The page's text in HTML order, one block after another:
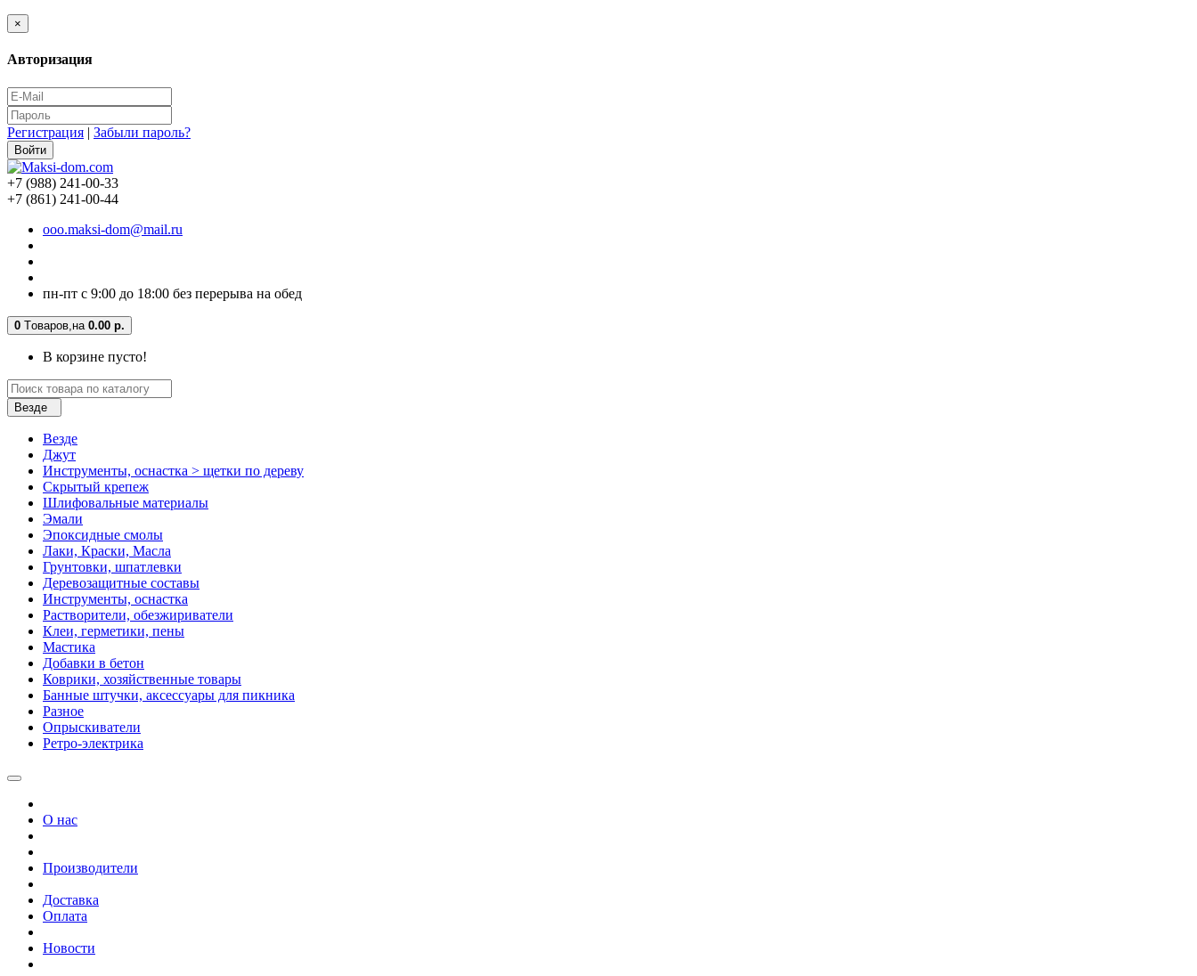
×
Авторизация
Регистрация | Забыли пароль?
+7 (988) 241-00-33
+7 (861) 241-00-44
ooo.maksi-dom@mail.ru
пн-пт с 9:00 до 18:00 без перерыва на обед
0 Tоваров, на 0.00 р.
В корзине пусто!
Везде
Везде
Джут
Инструменты, оснастка > щетки по дереву
Скрытый крепеж
Шлифовальные материалы
Эмали
Эпоксидные смолы
Лаки, Краски, Масла
Грунтовки, шпатлевки
Деревозащитные составы
Инструменты, оснастка
Растворители, обезжириватели
Клеи, герметики, пены
Мастика
Добавки в бетон
Коврики, хозяйственные товары
Банные штучки, аксессуары для пикника
Разное
Опрыскиватели
Ретро-электрика
О нас
Производители
Доставка
Оплата
Новости